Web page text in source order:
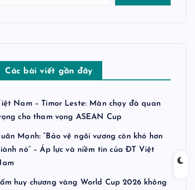
Các bài viết gần đây
Nam – Timor Leste: Màn chạy đà quan
cho tham vọng ASEAN Cup
Mạnh: “Bảo vệ ngôi vương còn khó hơn
nó” – Áp lực và niềm tin của ĐT Việt
huy chương vàng World Cup 2026 không